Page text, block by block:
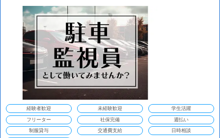
経験者歓迎 未経験歓迎 学生活躍
フリーター 社保完備 週払い
制服貸与 交通費支給 日時相談